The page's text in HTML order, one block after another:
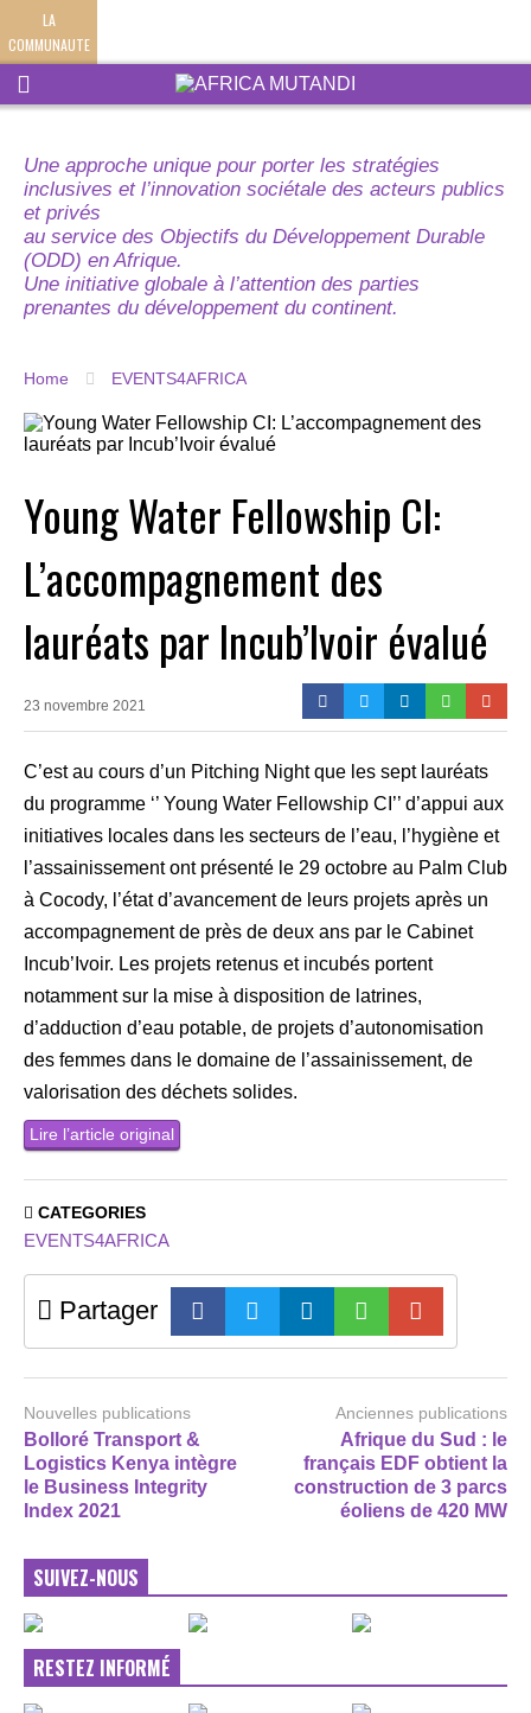
LA
COMMUNAUTE
Une approche unique pour porter les stratégies
inclusives et l’innovation sociétale des acteurs publics
et privés
au service des Objectifs du Développement Durable
(ODD) en Afrique.
Une initiative globale à l’attention des parties
prenantes du développement du continent.
Home EVENTS4AFRICA
Young Water Fellowship CI:
L’accompagnement des
lauréats par Incub’Ivoir évalué
23 novembre 2021
C’est au cours d’un Pitching Night que les sept lauréats
du programme ‘’ Young Water Fellowship CI’’ d’appui aux
initiatives locales dans les secteurs de l’eau, l’hygiène et
l’assainissement ont présenté le 29 octobre au Palm Club
à Cocody, l’état d’avancement de leurs projets après un
accompagnement de près de deux ans par le Cabinet
Incub’Ivoir. Les projets retenus et incubés portent
notamment sur la mise à disposition de latrines,
d’adduction d’eau potable, de projets d’autonomisation
des femmes dans le domaine de l’assainissement, de
valorisation des déchets solides.
Lire l’article original
CATEGORIES
EVENTS4AFRICA
Partager
Nouvelles publications
Bolloré Transport &
Logistics Kenya intègre
le Business Integrity
Index 2021
Anciennes publications
Afrique du Sud : le
français EDF obtient la
construction de 3 parcs
éoliens de 420 MW
SUIVEZ-NOUS
RESTEZ INFORMÉ